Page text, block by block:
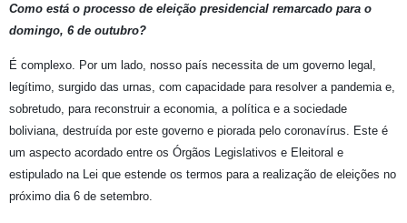
Como está o processo de eleição presidencial remarcado para o
domingo, 6 de outubro?
É complexo. Por um lado, nosso país necessita de um governo legal,
legítimo, surgido das urnas, com capacidade para resolver a pandemia e,
sobretudo, para reconstruir a economia, a política e a sociedade
boliviana, destruída por este governo e piorada pelo coronavírus. Este é
um aspecto acordado entre os Órgãos Legislativos e Eleitoral e
estipulado na Lei que estende os termos para a realização de eleições no
próximo dia 6 de setembro.